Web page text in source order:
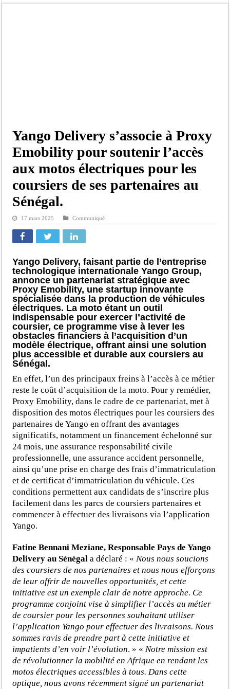
Yango Delivery s’associe à Proxy
Emobility pour soutenir l’accès
aux motos électriques pour les
coursiers de ses partenaires au
Sénégal.
17 mars 2025 Communiqué
Yango Delivery, faisant partie de l’entreprise
technologique internationale Yango Group,
annonce un partenariat stratégique avec
Proxy Emobility, une startup innovante
spécialisée dans la production de véhicules
électriques. La moto étant un outil
indispensable pour exercer l’activité de
coursier, ce programme vise à lever les
obstacles financiers à l’acquisition d’un
modèle électrique, offrant ainsi une solution
plus accessible et durable aux coursiers au
Sénégal.
En effet, l’un des principaux freins à l’accès à ce métier
reste le coût d’acquisition de la moto. Pour y remédier,
Proxy Emobility, dans le cadre de ce partenariat, met à
disposition des motos électriques pour les coursiers des
partenaires de Yango en offrant des avantages
significatifs, notamment un financement échelonné sur
24 mois, une assurance responsabilité civile
professionnelle, une assurance accident personnelle,
ainsi qu’une prise en charge des frais d’immatriculation
et de certificat d’immatriculation du véhicule. Ces
conditions permettent aux candidats de s’inscrire plus
facilement dans les parcs de coursiers partenaires et
commencer à effectuer des livraisons via l’application
Yango.
Fatine Bennani Meziane, Responsable Pays de Yango
Delivery au Sénégala déclaré : «Nous nous soucions
des coursiers de nos partenaires et nous nous efforçons
de leur offrir de nouvelles opportunités, et cette
initiative est un exemple clair de notre approche. Ce
programme conjoint vise à simplifier l’accès au métier
de coursier pour les personnes souhaitant utiliser
l’application Yango pour effectuer des livraisons. Nous
sommes ravis de prendre part à cette initiative et
impatients d’en voir l’évolution. » «Notre mission est
de révolutionner la mobilité en Afrique en rendant les
motos électriques accessibles à tous. Dans cette
optique, nous avons récemment signé un partenariat